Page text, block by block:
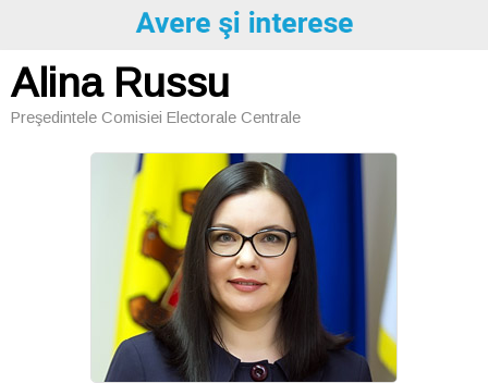
Alina Russu
Preşedintele Comisiei Electorale Centrale